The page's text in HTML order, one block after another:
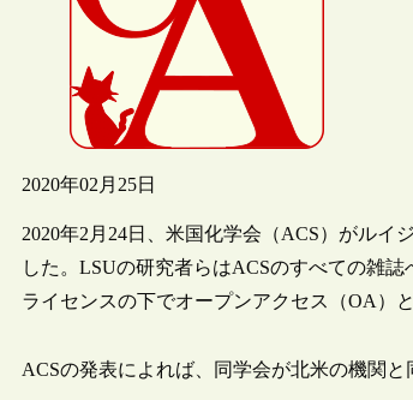
2020年02月25日
2020年2月24日、米国化学会（ACS）がルイ
した。LSUの研究者らはACSのすべての雑
ライセンスの下でオープンアクセス（OA）
ACSの発表によれば、同学会が北米の機関